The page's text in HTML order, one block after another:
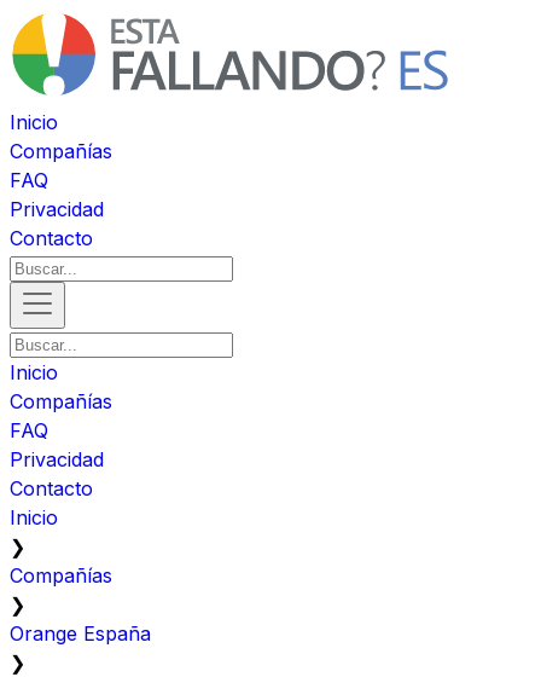
Inicio
Compañías
FAQ
Privacidad
Contacto
Inicio
Compañías
FAQ
Privacidad
Contacto
Inicio
❯
Compañías
❯
Orange España
❯